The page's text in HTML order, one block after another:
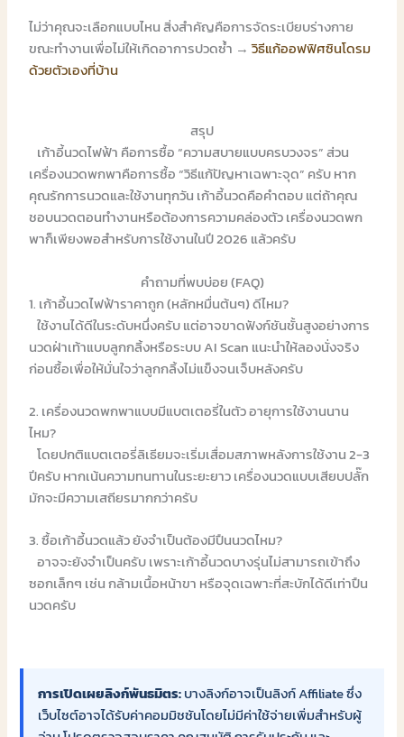
ไม่ว่าคุณจะเลือกแบบไหน สิ่งสำคัญคือการจัดระเบียบร่างกาย
ขณะทำงานเพื่อไม่ให้เกิดอาการปวดซ้ำ →วิธีแก้ออฟฟิศซินโดรม
ด้วยตัวเองที่บ้าน
สรุป
เก้าอี้นวดไฟฟ้า คือการซื้อ “ความสบายแบบครบวงจร” ส่วน
เครื่องนวดพกพาคือการซื้อ “วิธีแก้ปัญหาเฉพาะจุด” ครับ หาก
คุณรักการนวดและใช้งานทุกวัน เก้าอี้นวดคือคำตอบ แต่ถ้าคุณ
ชอบนวดตอนทำงานหรือต้องการความคล่องตัว เครื่องนวดพก
พาก็เพียงพอสำหรับการใช้งานในปี 2026 แล้วครับ
คำถามที่พบบ่อย (FAQ)
1. เก้าอี้นวดไฟฟ้าราคาถูก (หลักหมื่นต้นๆ) ดีไหม?
ใช้งานได้ดีในระดับหนึ่งครับ แต่อาจขาดฟังก์ชันชั้นสูงอย่างการ
นวดฝ่าเท้าแบบลูกกลิ้งหรือระบบ AI Scan แนะนำให้ลองนั่งจริง
ก่อนซื้อเพื่อให้มั่นใจว่าลูกกลิ้งไม่แข็งจนเจ็บหลังครับ
2. เครื่องนวดพกพาแบบมีแบตเตอรี่ในตัว อายุการใช้งานนาน
ไหม?
โดยปกติแบตเตอรี่ลิเธียมจะเริ่มเสื่อมสภาพหลังการใช้งาน 2-3
ปีครับ หากเน้นความทนทานในระยะยาว เครื่องนวดแบบเสียบปลั๊ก
มักจะมีความเสถียรมากกว่าครับ
3. ซื้อเก้าอี้นวดแล้ว ยังจำเป็นต้องมีปืนนวดไหม?
อาจจะยังจำเป็นครับ เพราะเก้าอี้นวดบางรุ่นไม่สามารถเข้าถึง
ซอกเล็กๆ เช่น กล้ามเนื้อหน้าขา หรือจุดเฉพาะที่สะบักได้ดีเท่าปืน
นวดครับ
การเปิดเผยลิงก์พันธมิตร:บางลิงก์อาจเป็นลิงก์ Affiliate ซึ่ง
เว็บไซต์อาจได้รับค่าคอมมิชชันโดยไม่มีค่าใช้จ่ายเพิ่มสำหรับผู้